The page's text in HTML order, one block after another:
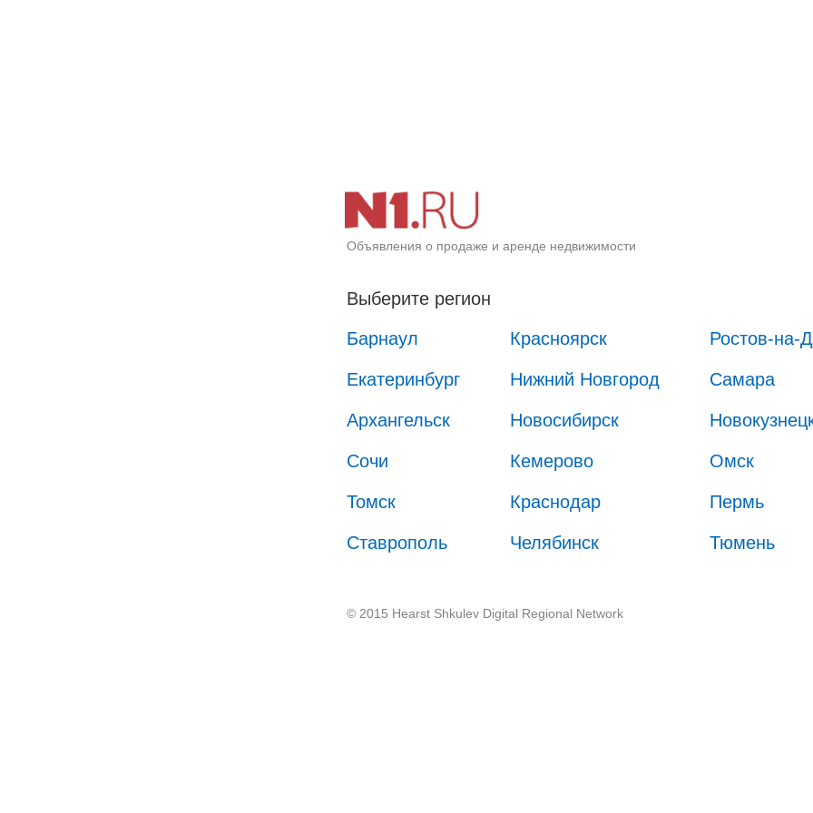
Объявления о продаже и аренде недвижимости
Выберите регион
Барнаул
Красноярск Ростов-на-
Екатеринбург Нижний Новгород Самара
Архангельск Новосибирск
Сочи Кемерово Омск
Томск Краснодар Пермь
Ставрополь Челябинск Тюмень
© 2015 Hearst Shkulev Digital Regional Network